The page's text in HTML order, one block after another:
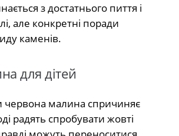
з достатнього пиття і
але конкретні поради
каменів.
для дітей
малина спричиняє
радять спробувати жовті